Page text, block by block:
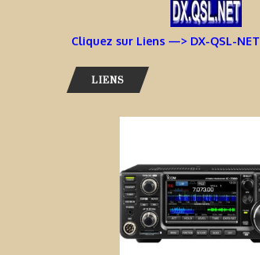
Cliquez sur Liens —> DX-QSL-NET
LIENS